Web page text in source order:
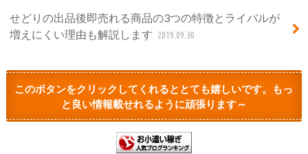
せどりの出品後即売れる商品の3つの特徴とライバルが
増えにくい理由も解説します 2019.09.30
このボタンをクリックしてくれるととても嬉しいです。もっ
と良い情報載せれるように頑張ります～